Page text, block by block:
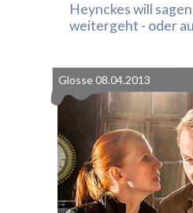
Heynckes will
weitergeht - oder
Glosse08.04.2013